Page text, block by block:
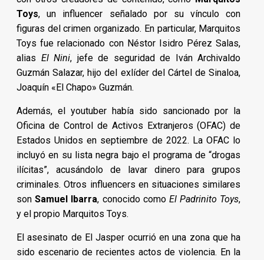
Toys, un influencer señalado por su vínculo con
figuras del crimen organizado. En particular, Marquitos
Toys fue relacionado con Néstor Isidro Pérez Salas,
alias El Nini, jefe de seguridad de Iván Archivaldo
Guzmán Salazar, hijo del exlíder del Cártel de Sinaloa,
Joaquín «El Chapo» Guzmán.
Además, el youtuber había sido sancionado por la
Oficina de Control de Activos Extranjeros (OFAC) de
Estados Unidos en septiembre de 2022. La OFAC lo
incluyó en su lista negra bajo el programa de “drogas
ilícitas”, acusándolo de lavar dinero para grupos
criminales. Otros influencers en situaciones similares
sonSamuel Ibarra, conocido como El Padrinito Toys,
y el propio Marquitos Toys.
El asesinato de El Jasper ocurrió en una zona que ha
sido escenario de recientes actos de violencia. En la